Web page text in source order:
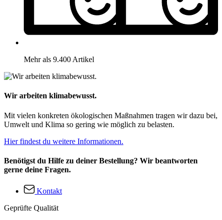
Mehr als 9.400 Artikel
Wir arbeiten klimabewusst.
Mit vielen konkreten ökologischen Maßnahmen tragen wir dazu bei,
Umwelt und Klima so gering wie möglich zu belasten.
Hier findest du weitere Informationen.
Benötigst du Hilfe zu deiner Bestellung? Wir beantworten
gerne deine Fragen.
Kontakt
Geprüfte Qualität